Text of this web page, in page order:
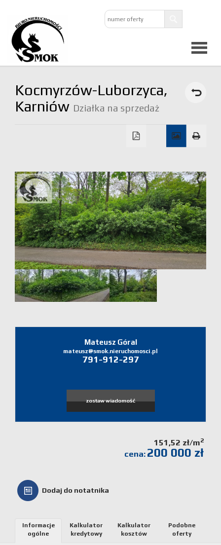
Oferta
Domy
Dzialki
ofertę
Notatnik
Kocmyrzów-Luborzyca,
Karniów Działka na sprzedaż
Mateusz Góral
mateusz@smok.nieruchomosci.pl
791-912-297
zostaw wiadomość
151,52 zł/m2
cena: 200 000 zł
Dodaj do notatnika
Informacje
ogólne
Kalkulator
kredytowy
Kalkulator
kosztów
Podobne
oferty